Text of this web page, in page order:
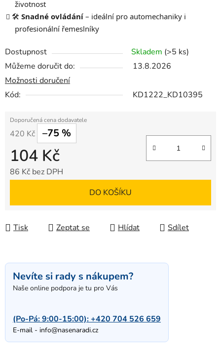
životnost
🛠️ Snadné ovládání – ideální pro automechaniky i
profesionální řemeslníky
Dostupnost Skladem (>5 ks)
Můžeme doručit do:
13.8.2026
Možnosti doručení
Kód:
KD1222_KD10395
420 Kč –75 %
104 Kč
86 Kč bez DPH
DO KOŠÍKU
Tisk Zeptat se Hlídat Sdílet
Nevíte si rady s nákupem?
Naše online podpora je tu pro Vás
(Po-Pá: 9:00-15:00):+420 704 526 659
E-mail - info@nasenaradi.cz